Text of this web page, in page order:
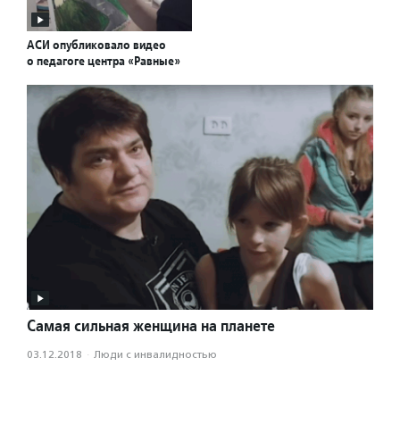
АСИ опубликовало видео
о педагоге центра «Равные»
Самая сильная женщина на планете
03.12.2018 · Люди с инвалидностью